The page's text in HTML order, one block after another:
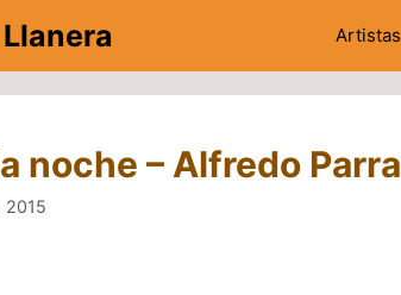
Artistas
noche – Alfredo Parra
2015